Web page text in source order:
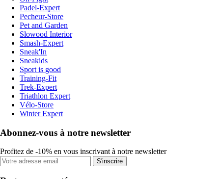
Padel-Expert
Pecheur-Store
Pet and Garden
Slowood Interior
Smash-Expert
Sneak'In
Sneakids
Sport is good
Training-Fit
Trek-Expert
Triathlon Expert
Vélo-Store
Winter Expert
Abonnez-vous à notre newsletter
Profitez de -10% en vous inscrivant à notre newsletter
S'inscrire